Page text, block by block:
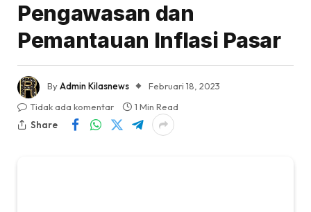
Pengawasan dan
Pemantauan Inflasi Pasar
ByAdmin Kilasnews
Februari 18, 2023
Tidak ada komentar
1 Min Read
Share